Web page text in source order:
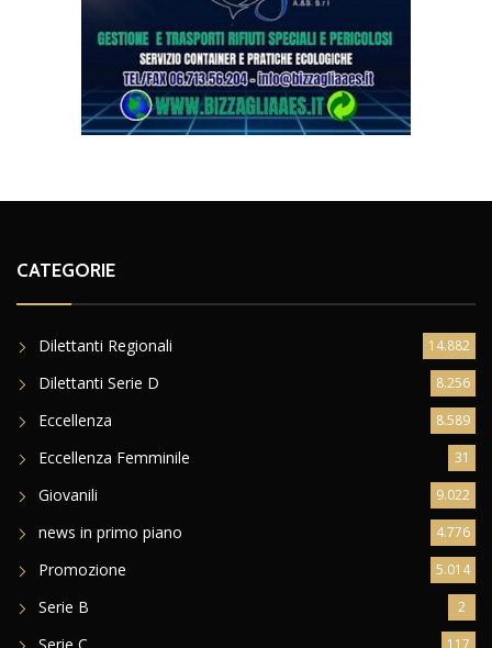
CATEGORIE
Dilettanti Regionali 14.882
Dilettanti Serie D 8.256
Eccellenza 8.589
Eccellenza Femminile 31
Giovanili 9.022
news in primo piano 4.776
Promozione 5.014
Serie B 2
117